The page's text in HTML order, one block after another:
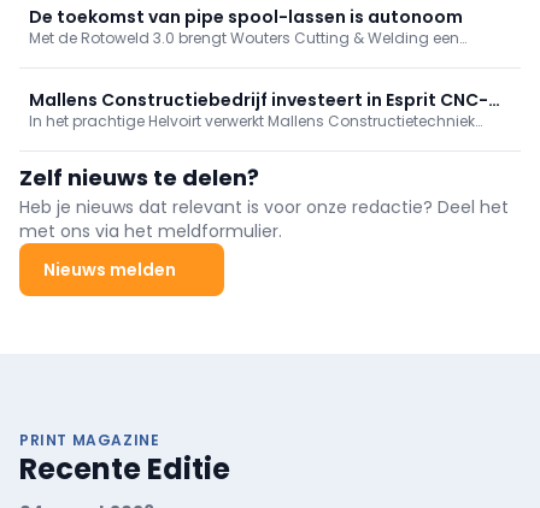
machinepark is breed, het producten- en dienstenpakket
eveneens. Met de investering in de MicroStep MG van Wouters
Cutting & Welding gaat het nét allemaal wat makkelijker en
sneller.
De toekomst van pipe spool-lassen is autonoom
Met de Rotoweld 3.0 brengt Wouters Cutting & Welding een
lasoperatorervaring vereist.
Mallens Constructiebedrijf investeert in Esprit CNC-
lasersnijmachine
In het prachtige Helvoirt verwerkt Mallens Constructietechniek
ponsknipmachine maar door de gestaag toenemende vraag en
de complexiteit van de producten is besloten te investeren in een
lasersnijmachine.
Zelf nieuws te delen?
Heb je nieuws dat relevant is voor onze redactie? Deel het
met ons via het meldformulier.
Nieuws melden
PRINT MAGAZINE
Recente Editie